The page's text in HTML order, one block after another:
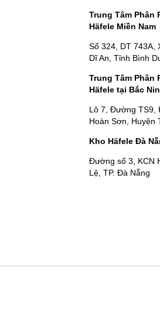
Trung Tâm Phân
Häfele Miền Nam
Số 324, DT 743A,
Dĩ An, Tỉnh Bình
Trung Tâm Phân
Häfele tại Bắc
Lô 7, Đường TS9,
Hoàn Sơn, Huyện
Kho Häfele Đà
Đường số 3, KCN
Lệ, TP. Đà Nẵng